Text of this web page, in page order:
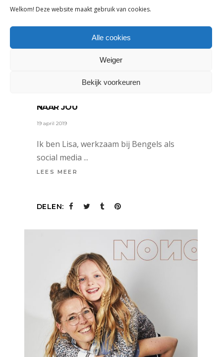
Welkom! Deze website maakt gebruik van cookies.
Alle cookies
Weiger
Bekijk voorkeuren
HEB JE EEN INSTAGRAM-ACCOUNT?
FOTO’S OF VIDEO’S VAN JEZELF OF
NAAR JOU
19 april 2019
Ik ben Lisa, werkzaam bij Bengels als
social media
LEES MEER
DELEN: